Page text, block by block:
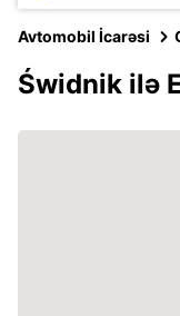
Avtomobil İcarəsi
Świdnik ilə